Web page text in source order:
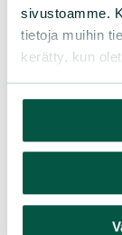
sivustoamme.
tietoja muihin
kerätty, kun
Lue lisää